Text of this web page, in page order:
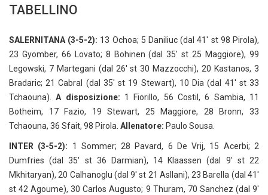
TABELLINO
SALERNITANA (3-5-2): 13 Ochoa; 5 Daniliuc (dal 41' st 98 Pirola),
23 Gyomber, 66 Lovato; 8 Bohinen (dal 35' st 25 Maggiore), 99
Legowski, 7 Martegani (dal 26' st 30 Mazzocchi), 20 Kastanos, 3
Bradaric; 21 Cabral (dal 35' st 19 Stewart), 10 Dia (dal 41' st 33
Tchaouna).A disposizione: 1 Fiorillo, 56 Costil, 6 Sambia, 11
Botheim, 17 Fazio, 19 Stewart, 25 Maggiore, 28 Bronn, 33
Tchaouna, 36 Sfait, 98 Pirola. Allenatore: Paulo Sousa.
INTER (3-5-2): 1 Sommer; 28 Pavard, 6 De Vrij, 15 Acerbi; 2
Dumfries (dal 35' st 36 Darmian), 14 Klaassen (dal 9' st 22
Mkhitaryan), 20 Calhanoglu (dal 9' st 21 Asllani), 23 Barella (dal 41'
st 42 Agoume), 30 Carlos Augusto; 9 Thuram, 70 Sanchez (dal 9'